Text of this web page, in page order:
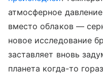
атмосферное
вместо облаков —
новое исследование
заставляет вновь
планета когда-то